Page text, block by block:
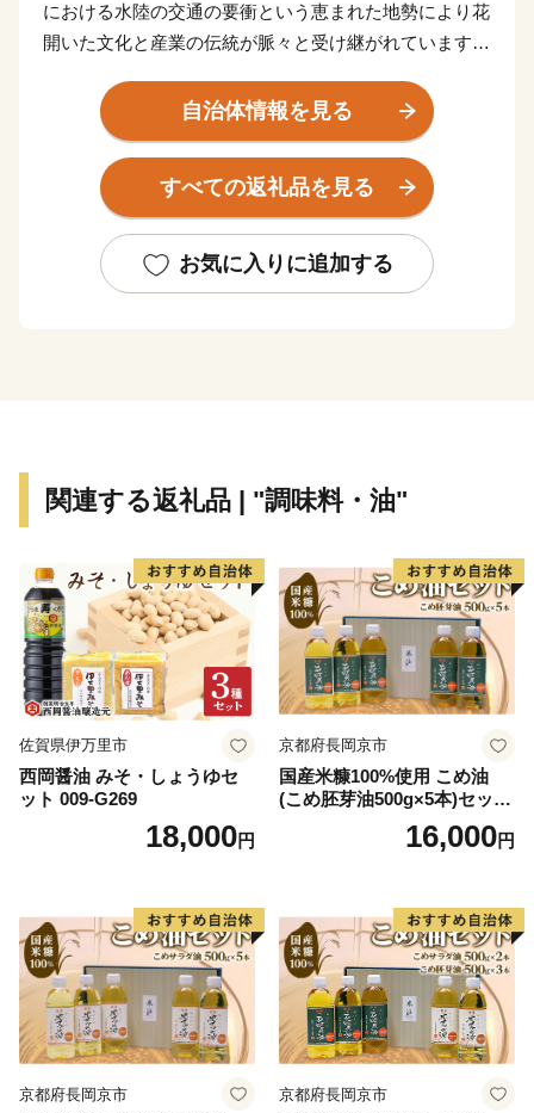
における水陸の交通の要衝という恵まれた地勢により花
開いた文化と産業の伝統が脈々と受け継がれています。
どじょうすくいで有名な民謡安来節などの文化。山陰の
覇者・戦国大名尼子氏の本拠地として栄えた歴史。世界
的なシェアを有する高級特殊鋼を中心とした産業。海外
からも高い評価を受ける足立美術館などの観光地。広大
文化・歴史・産業・自然…好奇心をくすぐるものがあふ
自治体情報を見る
すべての返礼品を見る
お気に入りに追加する
関連する返礼品 | "調味料・油"
佐賀県伊万里市
西岡醤油 みそ・しょうゆセ
ット 009-G269
18,000円
京都府長岡京市
国産米糠100%使用 こめ油
(こめ胚芽油500g×5本)セット
16,000円
京都府長岡京市 京都府長岡京市